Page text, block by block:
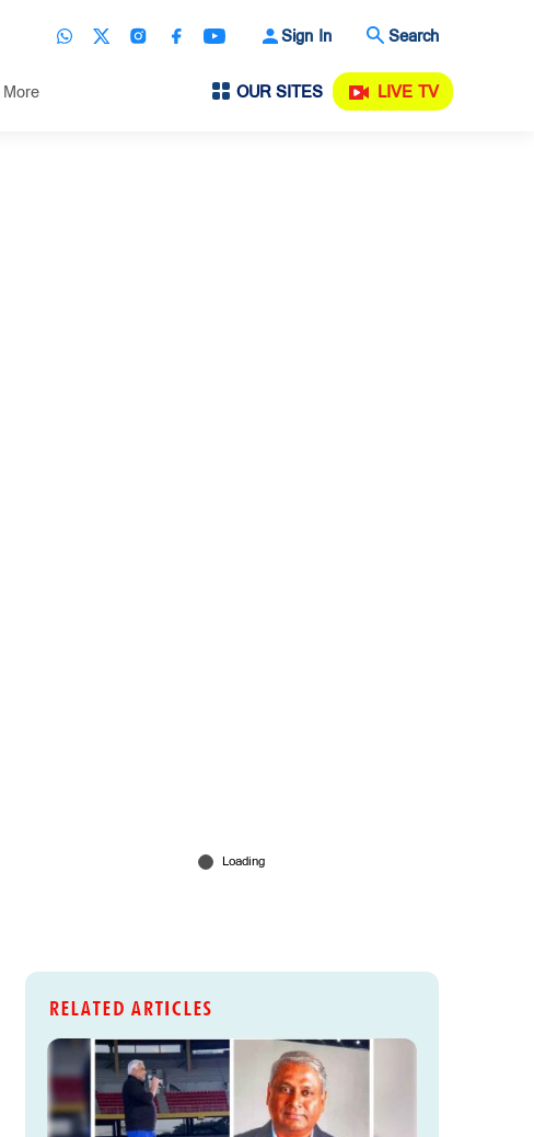
Sign In Search
More OUR SITES LIVE TV
RELATED ARTICLES